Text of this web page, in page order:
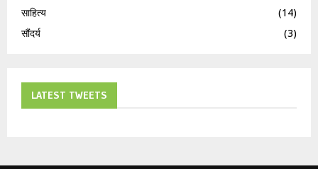
साहित्य
(14)
सौंदर्य
(3)
LATEST TWEETS